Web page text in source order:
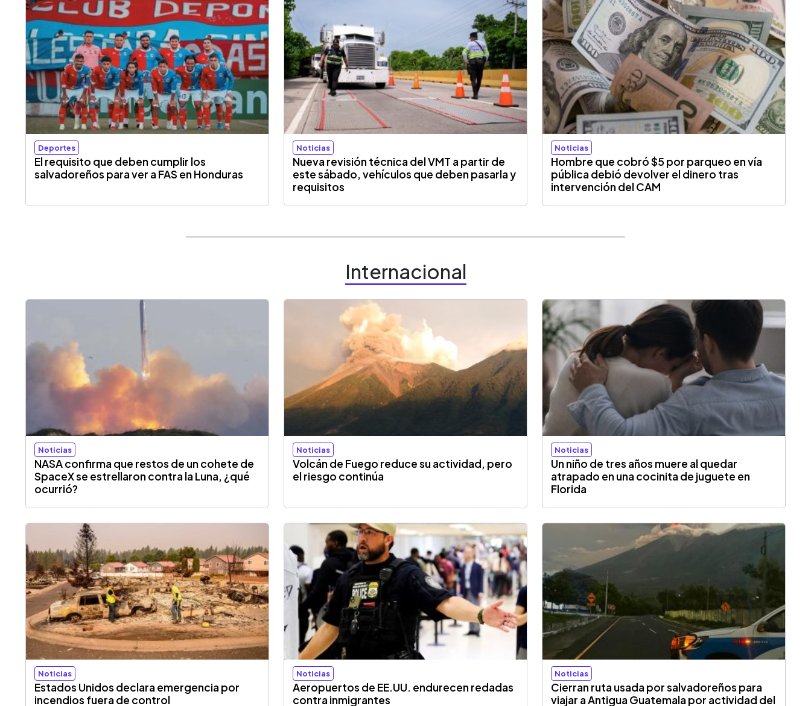
Deportes
El requisito que deben cumplir los
salvadoreños para ver a FAS en Honduras
Noticias
Nueva revisión técnica del VMT a partir de
este sábado, vehículos que deben pasarla y
requisitos
Noticias
Hombre que cobró $5 por parqueo en vía
pública debió devolver el dinero tras
intervención del CAM
Internacional
Noticias
NASA confirma que restos de un cohete de
SpaceX se estrellaron contra la Luna, ¿qué
ocurrió?
Noticias
Volcán de Fuego reduce su actividad, pero
el riesgo continúa
Noticias
Un niño de tres años muere al quedar
atrapado en una cocinita de juguete en
Florida
Noticias
Estados Unidos declara emergencia por
incendios fuera de control
Noticias
Aeropuertos de EE.UU. endurecen redadas
contra inmigrantes
Noticias
Cierran ruta usada por salvadoreños para
viajar a Antigua Guatemala por actividad del